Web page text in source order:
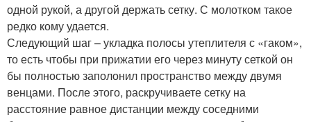
одной рукой, а другой держать сетку. С молотком такое
редко кому удается.
Следующий шаг – укладка полосы утеплителя с «гаком»,
то есть чтобы при прижатии его через минуту сеткой он
бы полностью заполонил пространство между двумя
венцами. После этого, раскручиваете сетку на
расстояние равное дистанции между соседними